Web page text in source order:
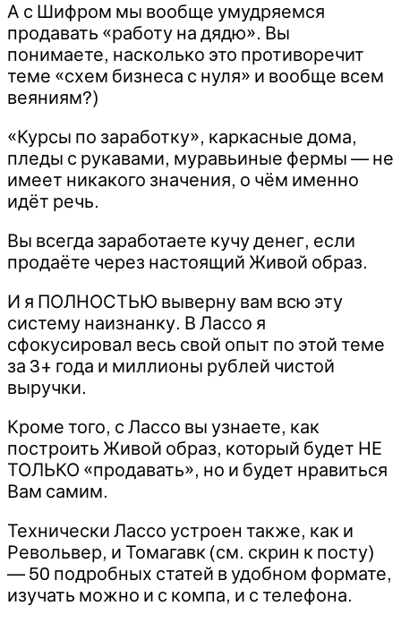
А с Шифром мы вообще умудряемся
продавать «работу на дядю». Вы
понимаете, насколько это противоречит
теме «схем бизнеса с нуля» и вообще всем
веяниям?)
«Курсы по заработку», каркасные дома,
пледы с рукавами, муравьиные фермы — не
имеет никакого значения, о чём именно
идёт речь.
Вы всегда заработаете кучу денег, если
продаёте через настоящий Живой образ.
И я ПОЛНОСТЬЮ выверну вам всю эту
систему наизнанку. В Лассо я
сфокусировал весь свой опыт по этой теме
за 3+ года и миллионы рублей чистой
выручки.
Кроме того, с Лассо вы узнаете, как
построить Живой образ, который будет НЕ
ТОЛЬКО «продавать», но и будет нравиться
Вам самим.
Технически Лассо устроен также, как и
Револьвер, и Томагавк (см. скрин к посту)
— 50 подробных статей в удобном формате,
изучать можно и с компа, и с телефона.